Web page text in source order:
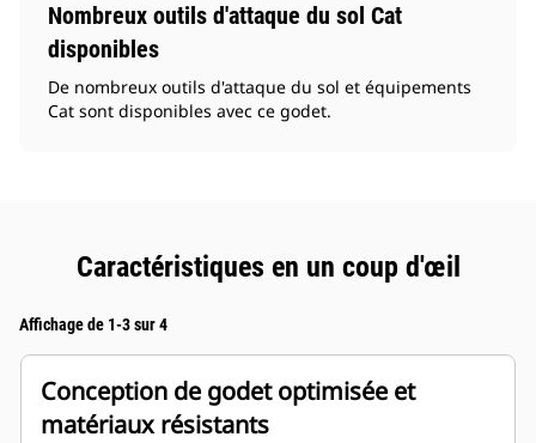
Nombreux outils d'attaque du sol Cat
disponibles
De nombreux outils d'attaque du sol et équipements
Cat sont disponibles avec ce godet.
Caractéristiques en un coup d'œil
Affichage de 1-3 sur 4
Conception de godet optimisée et
matériaux résistants